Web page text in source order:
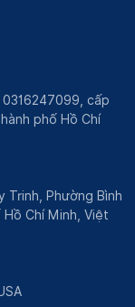
cấp
phố Hồ Chí
Trinh, Phường Bình
Chí Minh, Việt